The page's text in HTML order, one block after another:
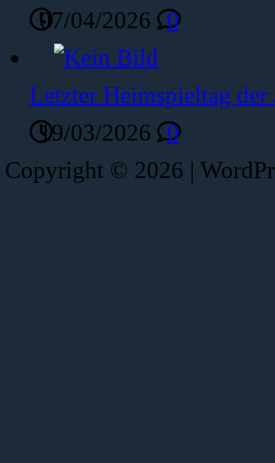
07/04/2026
0
Letzter Heimspieltag der
19/03/2026
0
Copyright © 2026 |